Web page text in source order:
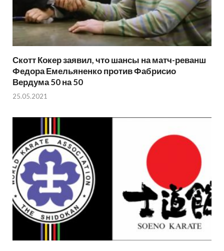
Скотт Кокер заявил, что шансы на матч-реванш
Федора Емельяненко против Фабрисио
Вердума 50 на 50
25.05.2021